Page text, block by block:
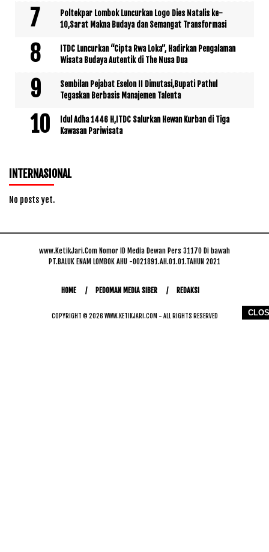
Poltekpar Lombok Luncurkan Logo Dies Natalis ke-
10,Sarat Makna Budaya dan Semangat Transformasi
ITDC Luncurkan “Cipta Rwa Loka”, Hadirkan Pengalaman
Wisata Budaya Autentik di The Nusa Dua
Sembilan Pejabat Eselon II Dimutasi,Bupati Pathul
Tegaskan Berbasis Manajemen Talenta
Idul Adha 1446 H,ITDC Salurkan Hewan Kurban di Tiga
Kawasan Pariwisata
INTERNASIONAL
No posts yet.
www.KetikJari.Com Nomor ID Media Dewan Pers 31170 Di bawah
PT.BALUK ENAM LOMBOK AHU -0021891.AH.01.01.TAHUN 2021
HOME PEDOMAN MEDIA SIBER REDAKSI
COPYRIGHT © 2026 WWW.KETIKJARI.COM - ALL RIGHTS RESERVED